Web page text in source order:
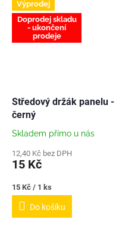
Výprodej
Doprodej skladu
- ukončení
prodeje
Středový držák panelu -
černý
Skladem přímo u nás
12,40 Kč bez DPH
15 Kč
Měrná
cena:
15 Kč / 1 ks
Do košíku